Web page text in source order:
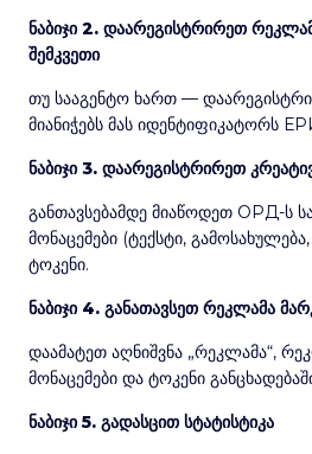
ნაბიჯი 2. დაარეგისტრირეთ
შემკვეთი
თუ სააგენტო ხართ —
მიანიჭებს მას იდენტიფიკატორს
ნაბიჯი 3. დაარეგისტრირეთ
განთავსებამდე მიაწოდეთ ОРД-ს
მონაცემები (ტექსტი,
ტოკენი.
ნაბიჯი 4. განათავსეთ რეკლამა
დაამატეთ აღნიშვნა „რეკლამა“,
მონაცემები და ტოკენი
ნაბიჯი 5. გადასცით სტატისტიკა